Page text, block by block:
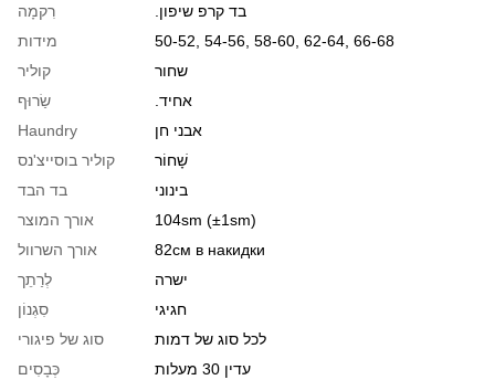
רִקמָה
.בד קרפ שיפון
מידות
50-52, 54-56, 58-60, 62-64, 66-68
קוליר
שחור
שַׂרוּף
.אחיד
Haundry
אבני חן
קוליר בוסייצ'נס
שָׁחוֹר
בד הבד
בינוני
אורך המוצר
104sm (±1sm)
אורך השרוול
82см в накидки
לְרַתֵך
ישרה
סִגְנוֹן
חגיגי
סוג של פיגורי
לכל סוג של דמות
כְּבָסִים
עדין 30 מעלות